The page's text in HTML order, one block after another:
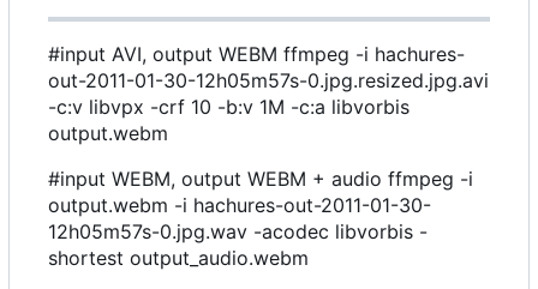
#input AVI, output WEBM ffmpeg -i hachures-
out-2011-01-30-12h05m57s-0.jpg.resized.jpg.avi
-c:v libvpx -crf 10 -b:v 1M -c:a libvorbis
output.webm
#input WEBM, output WEBM + audio ffmpeg -i
output.webm -i hachures-out-2011-01-30-
12h05m57s-0.jpg.wav -acodec libvorbis -
shortest output_audio.webm